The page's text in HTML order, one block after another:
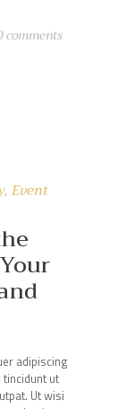
comments
,Event
adipiscing
ut
Ut wisi